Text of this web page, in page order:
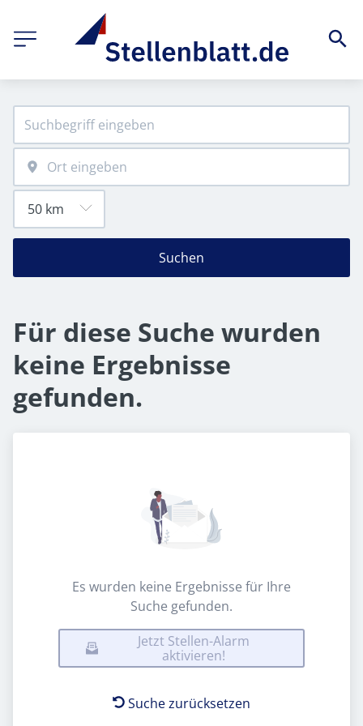
Suchen
Für diese Suche wurden
keine Ergebnisse
gefunden.
Es wurden keine Ergebnisse für Ihre
Suche gefunden.
Jetzt Stellen-Alarm
aktivieren!
Suche zurücksetzen